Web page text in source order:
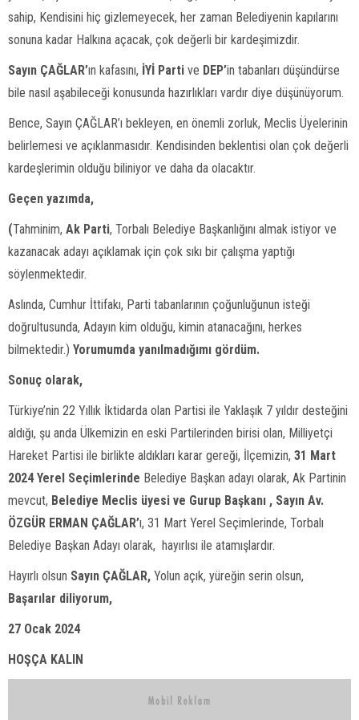
sahip, Kendisini hiç gizlemeyecek, her zaman Belediyenin kapılarını
sonuna kadar Halkına açacak, çok değerli bir kardeşimizdir.
Sayın ÇAĞLAR’ın kafasını, İYİ Parti ve DEP’in tabanları düşündürse
bile nasıl aşabileceği konusunda hazırlıkları vardır diye düşünüyorum.
Bence, Sayın ÇAĞLAR’ı bekleyen, en önemli zorluk, Meclis Üyelerinin
belirlemesi ve açıklanmasıdır. Kendisinden beklentisi olan çok değerli
kardeşlerimin olduğu biliniyor ve daha da olacaktır.
Geçen yazımda,
(Tahminim, Ak Parti, Torbalı Belediye Başkanlığını almak istiyor ve
kazanacak adayı açıklamak için çok sıkı bir çalışma yaptığı
söylenmektedir.
Aslında, Cumhur İttifakı, Parti tabanlarının çoğunluğunun isteği
doğrultusunda, Adayın kim olduğu, kimin atanacağını, herkes
bilmektedir.) Yorumumda yanılmadığımı gördüm.
Sonuç olarak,
Türkiye’nin 22 Yıllık İktidarda olan Partisi ile Yaklaşık 7 yıldır desteğini
aldığı, şu anda Ülkemizin en eski Partilerinden birisi olan, Milliyetçi
Hareket Partisi ile birlikte aldıkları karar gereği, İlçemizin, 31 Mart
2024 Yerel Seçimlerinde Belediye Başkan adayı olarak, Ak Partinin
mevcut, Belediye Meclis üyesi ve Gurup Başkanı , Sayın Av.
ÖZGÜR ERMAN ÇAĞLAR’ı, 31 Mart Yerel Seçimlerinde, Torbalı
Belediye Başkan Adayı olarak, hayırlısı ile atamışlardır.
Hayırlı olsun Sayın ÇAĞLAR, Yolun açık, yüreğin serin olsun,
Başarılar diliyorum,
27 Ocak 2024
HOŞÇA KALIN